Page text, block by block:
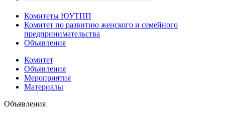
Комитеты ЮУТПП
Комитет по развитию женского и семейного
предпринимательства
Объявления
Комитет
Объявления
Мероприятия
Материалы
Объявления